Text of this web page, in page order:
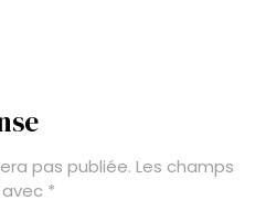
pas publiée. Les champs
*